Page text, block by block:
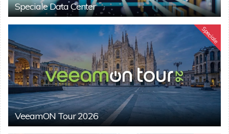
Speciale Data Center
Speciale
VeeamON Tour 2026